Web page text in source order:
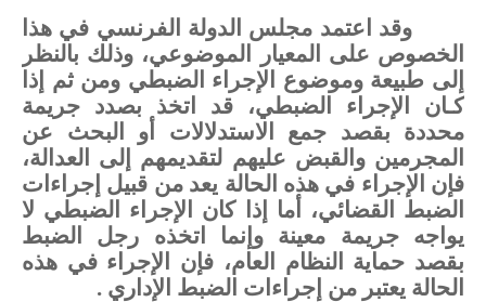
وقد اعتمد مجلس الدولة الفرنسي في هذا
الخصوص على المعيار الموضوعي، وذلك بالنظر
إلى طبيعة وموضوع الإجراء الضبطي ومن ثم إذا
كـان
الإجراء الضبطي، قد اتخذ
بصدد جريمة
محددة بقصد جمع الاستدلالات أو البحث
عن
المجرمين والقبض عليهم لتقديمهم إلى
العدالة،
فإن الإجراء في هذه الحالة يعد من قبيل إجراءات
الضبط
القضائي، أما إذا كان الإجراء الضبطي لا
يواجه جريمة معينة وإنما اتخذه رجل
الضبط
بقصد حماية النظام العام، فإن الإجراء في هذه
الحالة يعتبر من إجراءات الضبط الإداري .